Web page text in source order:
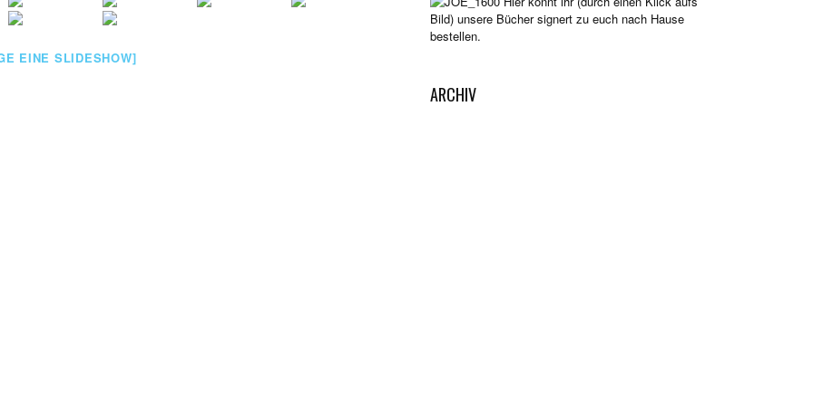
EINE SLIDESHOW]
Bild) unsere Bücher signert zu euch nach Hause
bestellen.
ARCHIV